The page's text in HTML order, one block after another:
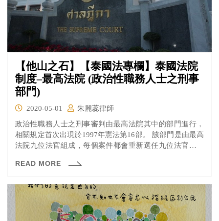
【他山之石】【泰國法專欄】泰國法院
制度–最高法院 (政治性職務人士之刑事
部門)
2020-05-01
朱麗蕊律師
政治性職務人士之刑事審判由最高法院其中的部門進行，
相關規定首次出現於1997年憲法第16部。 該部門是由最高
法院九位法官組成，每個案件都會重新選任九位法官進行
終定讞。但由於泰國有批准公民權利政治權利國際公約，
人民要被處罰前，應享有救濟的機會以釐清刑事責任歸
READ MORE